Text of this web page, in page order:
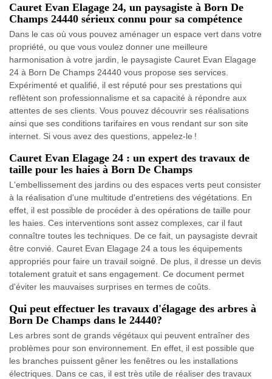
Cauret Evan Elagage 24, un paysagiste à Born De
Champs 24440 sérieux connu pour sa compétence
Dans le cas où vous pouvez aménager un espace vert dans votre
propriété, ou que vous voulez donner une meilleure
harmonisation à votre jardin, le paysagiste Cauret Evan Elagage
24 à Born De Champs 24440 vous propose ses services.
Expérimenté et qualifié, il est réputé pour ses prestations qui
reflètent son professionnalisme et sa capacité à répondre aux
attentes de ses clients. Vous pouvez découvrir ses réalisations
ainsi que ses conditions tarifaires en vous rendant sur son site
internet. Si vous avez des questions, appelez-le !
Cauret Evan Elagage 24 : un expert des travaux de
taille pour les haies à Born De Champs
L'embellissement des jardins ou des espaces verts peut consister
à la réalisation d'une multitude d'entretiens des végétations. En
effet, il est possible de procéder à des opérations de taille pour
les haies. Ces interventions sont assez complexes, car il faut
connaître toutes les techniques. De ce fait, un paysagiste devrait
être convié. Cauret Evan Elagage 24 a tous les équipements
appropriés pour faire un travail soigné. De plus, il dresse un devis
totalement gratuit et sans engagement. Ce document permet
d'éviter les mauvaises surprises en termes de coûts.
Qui peut effectuer les travaux d'élagage des arbres à
Born De Champs dans le 24440?
Les arbres sont de grands végétaux qui peuvent entraîner des
problèmes pour son environnement. En effet, il est possible que
les branches puissent gêner les fenêtres ou les installations
électriques. Dans ce cas, il est très utile de réaliser des travaux